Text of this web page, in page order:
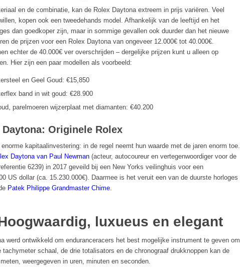
en de combinatie, kan de Rolex Daytona extreem in prijs variëren. Veel
kopen ook een tweedehands model. Afhankelijk van de leeftijd en het
dan goedkoper zijn, maar in sommige gevallen ook duurder dan het nieuwe
de prijzen voor een Rolex Daytona van ongeveer 12.000€ tot 40.000€.
echter de 40.000€ ver overschrijden – dergelijke prijzen kunt u alleen op
Hier zijn een paar modellen als voorbeeld:
en Geel Goud: €15,850
band in wit goud: €28.900
parelmoeren wijzerplaat met diamanten: €40.200
Originele Rolex
kapitaalinvestering: in de regel neemt hun waarde met de jaren enorm toe.
Daytona van Paul Newman (acteur, autocoureur en vertegenwoordiger voor de
6239) in 2017 geveild bij een New Yorks veilinghuis voor een
US dollar (ca. 15.230.000€). Daarmee is het veruit een van de duurste horloges
Patek Philippe Grandmaster Chime.
luxueus en elegant
werd ontwikkeld om enduranceracers het best mogelijke instrument te geven om
schaal, de drie totalisators en de chronograaf drukknoppen kan de
weergegeven in uren, minuten en seconden.